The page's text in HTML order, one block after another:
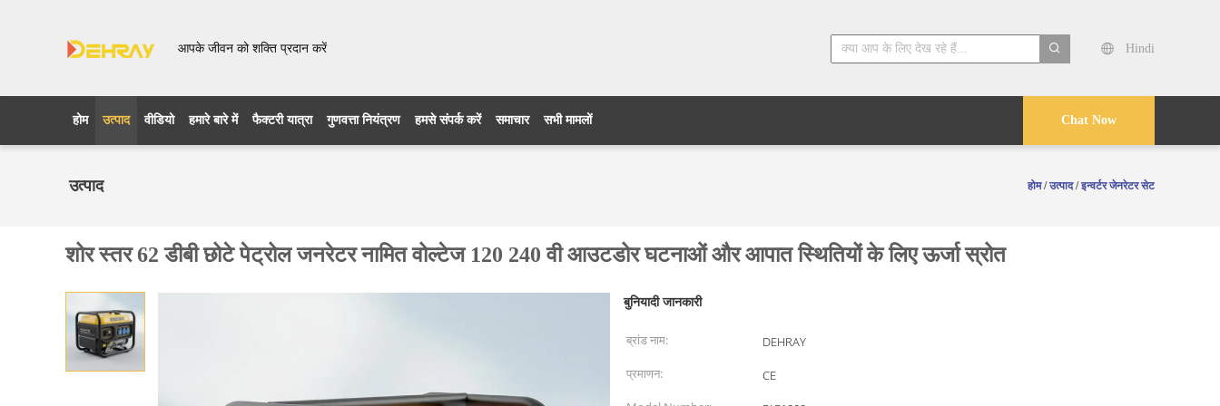
आपके जीवन को शक्ति प्रदान करें
Hindi
Chat Now
होम उत्पाद वीडियो हमारे बारे में फैक्टरी यात्रा गुणवत्ता नियंत्रण हमसे संपर्क करें समाचार सभी मामलों
उत्पाद होम /उत्पाद/इन्वर्टर जेनरेटर सेट
शोर स्तर 62 डीबी छोटे पेट्रोल जनरेटर नामित वोल्टेज 120 240 वी आउटडोर घटनाओं और आपात स्थितियों के लिए ऊर्जा स्रोत
बुनियादी जानकारी
ब्रांड नाम:
DEHRAY
प्रमाणन:
CE